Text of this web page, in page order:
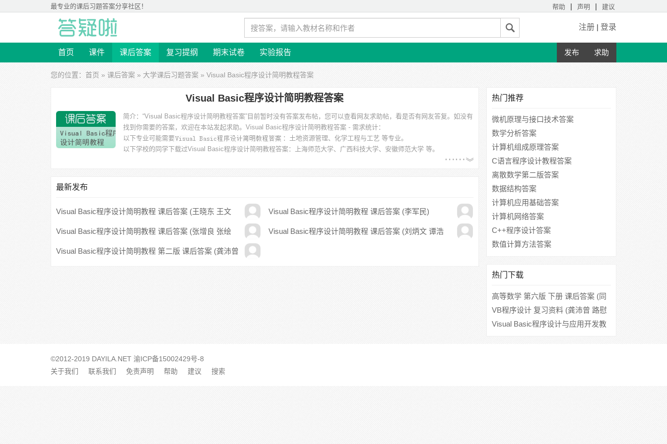
最专业的课后习题答案分享社区！ 帮助 | 声明 | 建议
注册 | 登录
首页 课件 课后答案 复习提纲 期末试卷 实验报告 发布 求助
您的位置： 首页 » 课后答案 » 大学课后习题答案 » Visual Basic程序设计简明教程答案
Visual Basic程序设计简明教程答案
简介： “Visual Basic程序设计简明教程答案”目前暂时没有答案发布帖，您可以查看网友求助帖，看是否有网友答复。如没有
找到你需要的答案，欢迎在本站发起求助。 Visual Basic程序设计简明教程答案 - 需求统计：
以下专业可能需要
：土地资源管理、化学工程与工艺 等专业。
以下学校的同学下载过Visual Basic程序设计简明教程答案：上海师范大学、广西科技大学、安徽师范大学 等。
最新发布
Visual Basic程序设计简明教程 课后答案 (王晓东 王文
燕)
Visual Basic程序设计简明教程 课后答案 (李军民)
Visual Basic程序设计简明教程 课后答案 (张增良 张绘
宏)
Visual Basic程序设计简明教程 课后答案 (刘炳文 谭浩
Visual Basic程序设计简明教程 第二版 课后答案 (龚沛曾
热门推荐
微机原理与接口技术答案
数学分析答案
计算机组成原理答案
C语言程序设计教程答案
离散数学第二版答案
数据结构答案
计算机应用基础答案
计算机网络答案
C++程序设计答案
数值计算方法答案
热门下载
高等数学 第六版 下册 课后答案 (同
济大学数学系)
VB程序设计 复习资料 (龚沛曾 路慰
民 杨志强)
Visual Basic程序设计与应用开发教
©2012-2019 DAYILA.NET 渝ICP备15002429号-8
关于我们
联系我们 免责声明 帮助 建议 搜索